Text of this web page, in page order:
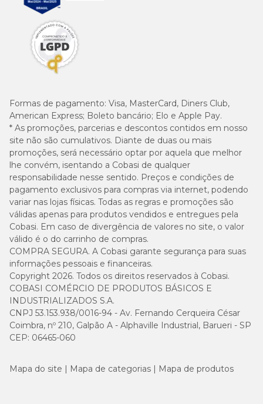
Formas de pagamento: Visa, MasterCard, Diners Club,
American Express; Boleto bancário; Elo e Apple Pay.
* As promoções, parcerias e descontos contidos em nosso
site não são cumulativos. Diante de duas ou mais
promoções, será necessário optar por aquela que melhor
lhe convém, isentando a Cobasi de qualquer
responsabilidade nesse sentido. Preços e condições de
pagamento exclusivos para compras via internet, podendo
variar nas lojas físicas. Todas as regras e promoções são
válidas apenas para produtos vendidos e entregues pela
Cobasi. Em caso de divergência de valores no site, o valor
válido é o do carrinho de compras.
COMPRA SEGURA. A Cobasi garante segurança para suas
informações pessoais e financeiras.
Copyright 2026. Todos os direitos reservados à Cobasi.
COBASI COMÉRCIO DE PRODUTOS BÁSICOS E
INDUSTRIALIZADOS S.A.
CNPJ 53.153.938/0016-94 - Av. Fernando Cerqueira César
Coimbra, nº 210, Galpão A - Alphaville Industrial, Barueri - SP
CEP: 06465-060
Mapa do site Mapa de categorias Mapa de produtos